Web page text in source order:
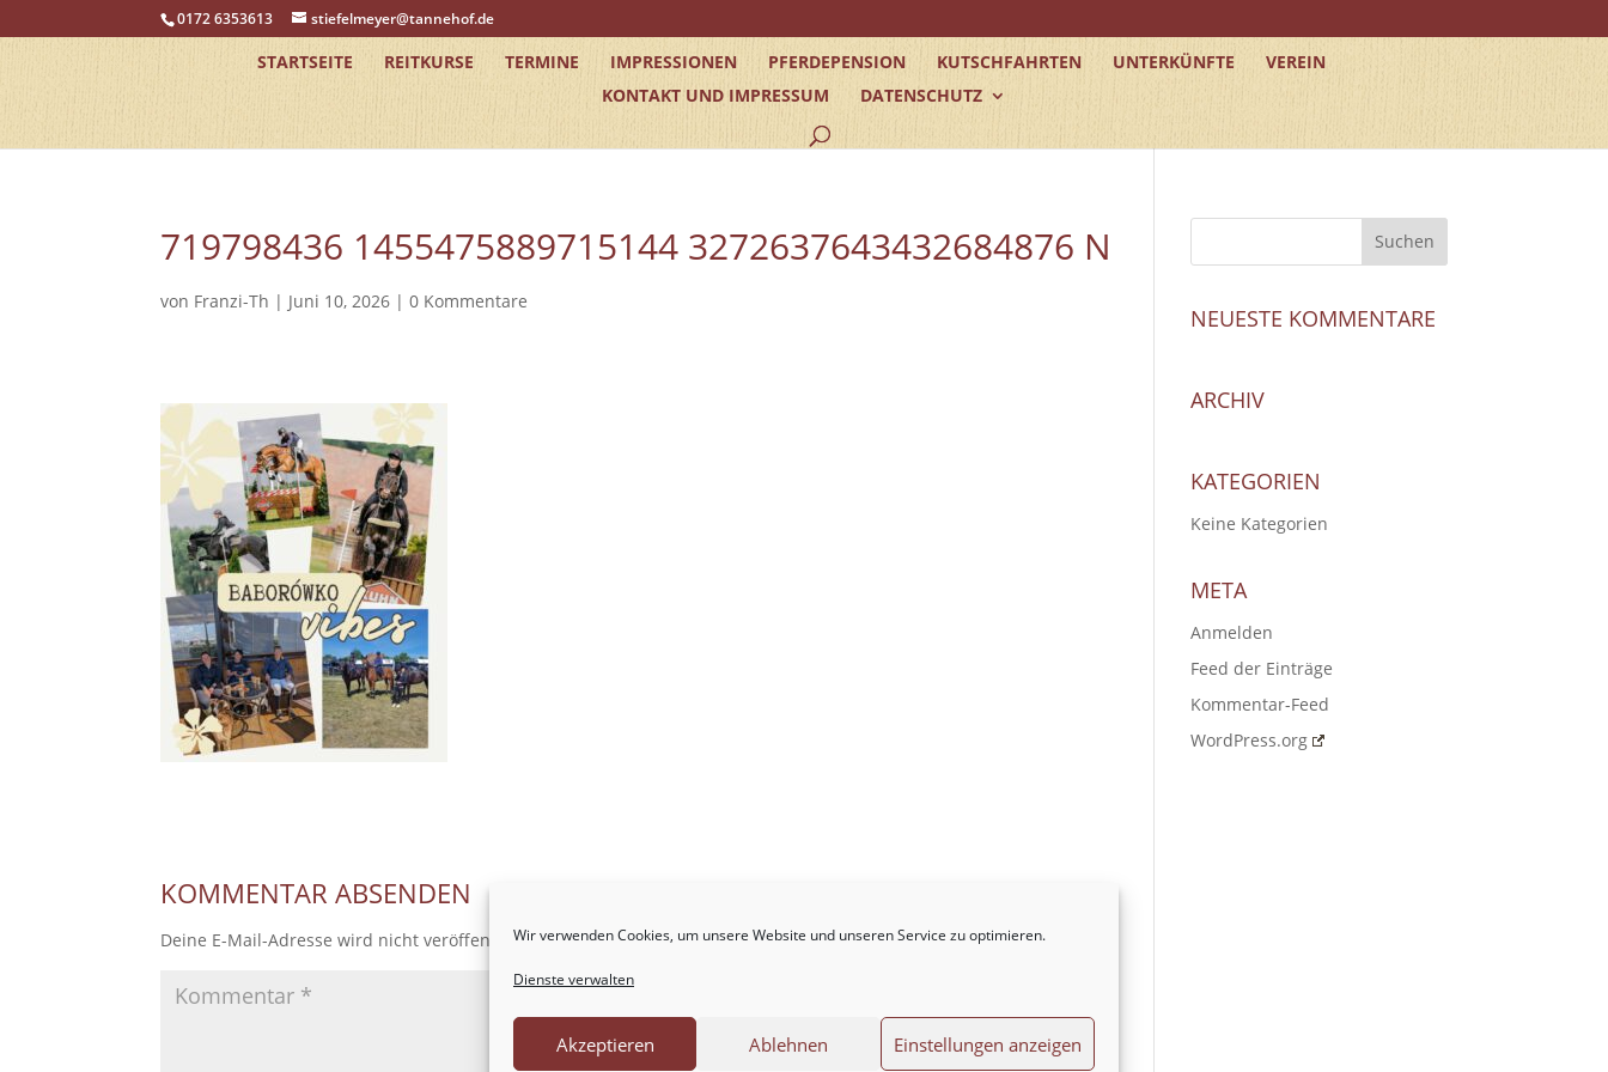
Wir verwenden Cookies, um unsere Website und unseren Service zu optimieren.
Dienste verwalten
Akzeptieren Ablehnen Einstellungen anzeigen
0172 6353613 stiefelmeyer@tannehof.de
STARTSEITE REITKURSE TERMINE IMPRESSIONEN PFERDEPENSION KUTSCHFAHRTEN UNTERKÜNFTE
VEREIN
KONTAKT UND IMPRESSUM
DATENSCHUTZ
719798436 1455475889715144 3272637643432684876 N
von Franzi-Th | Juni 10, 2026 |0 Kommentare
KOMMENTAR ABSENDEN
Deine E-Mail-Adresse wird nicht veröffentlicht. Erforderliche Felder sind mit*markiert
NEUESTE KOMMENTARE
ARCHIV
KATEGORIEN
Keine Kategorien
META
Anmelden
Feed der Einträge
Kommentar-Feed
WordPress.org